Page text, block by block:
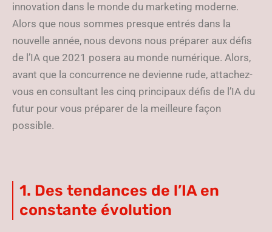
innovation dans le monde du marketing moderne.
Alors que nous sommes presque entrés dans la
nouvelle année, nous devons nous préparer aux défis
de l’IA que 2021 posera au monde numérique. Alors,
avant que la concurrence ne devienne rude, attachez-
vous en consultant les cinq principaux défis de l’IA du
futur pour vous préparer de la meilleure façon
possible.
1. Des tendances de l’IA en
constante évolution